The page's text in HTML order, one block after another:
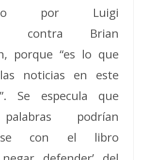
por Luigi
contra Brian
porque “es lo que
noticias en este
Se especula que
podrían
con el libro